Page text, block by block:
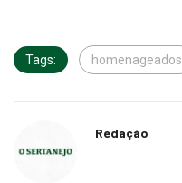
Tags: homenageados
Redação